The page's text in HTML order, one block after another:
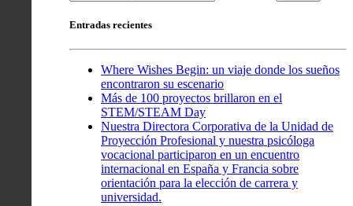
Entradas recientes
Where Wishes Begin: un viaje donde los sueños
encontraron su escenario
Más de 100 proyectos brillaron en el
STEM/STEAM Day
Nuestra Directora Corporativa de la Unidad de
Proyección Profesional y nuestra psicóloga
vocacional participaron en un encuentro
internacional en España y Francia sobre
orientación para la elección de carrera y
universidad.